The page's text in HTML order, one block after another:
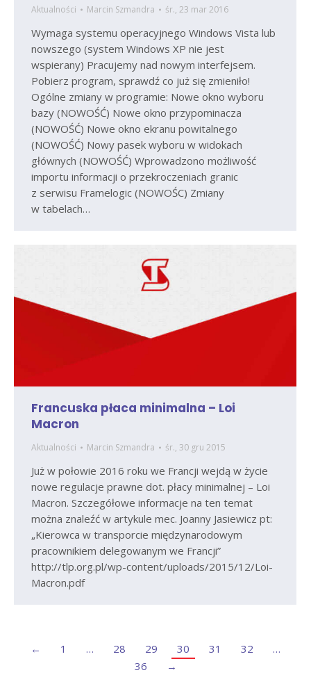
Aktualności Marcin Szmandra śr., 23 mar 2016
Wymaga systemu operacyjnego Windows Vista lub
nowszego (system Windows XP nie jest
wspierany) Pracujemy nad nowym interfejsem.
Pobierz program, sprawdź co już się zmieniło!
Ogólne zmiany w programie: Nowe okno wyboru
bazy (NOWOŚĆ) Nowe okno przypominacza
(NOWOŚĆ) Nowe okno ekranu powitalnego
(NOWOŚĆ) Nowy pasek wyboru w widokach
głównych (NOWOŚĆ) Wprowadzono możliwość
importu informacji o przekroczeniach granic
z serwisu Framelogic (NOWOŚC) Zmiany
w tabelach…
Francuska płaca minimalna – Loi
Macron
Aktualności Marcin Szmandra śr., 30 gru 2015
Już w połowie 2016 roku we Francji wejdą w życie
nowe regulacje prawne dot. płacy minimalnej – Loi
Macron. Szczegółowe informacje na ten temat
można znaleźć w artykule mec. Joanny Jasiewicz pt:
„Kierowca w transporcie międzynarodowym
pracownikiem delegowanym we Francji”
http://tlp.org.pl/wp-content/uploads/2015/12/Loi-
Macron.pdf
← 1 … 28 29 30 31 32
…
36
→